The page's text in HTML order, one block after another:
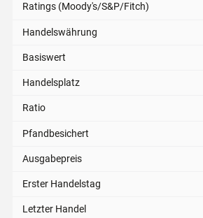
Ratings (Moody's/S&P/Fitch)
Handelswährung
Basiswert
Handelsplatz
Ratio
Pfandbesichert
Ausgabepreis
Erster Handelstag
Letzter Handel